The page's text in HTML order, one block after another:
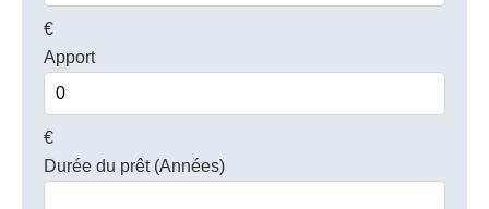
€
Apport
€
Durée du prêt (Années)